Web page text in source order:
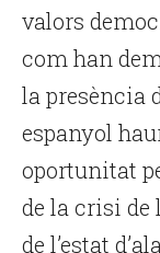
valors
com han
la presència
espanyol
oportunitat
de la crisi de
de l’estat